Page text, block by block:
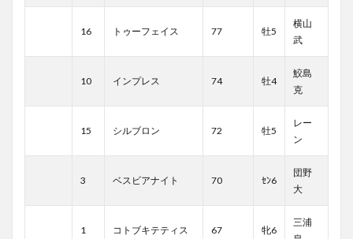
16 トゥーフェイス 77 牡5
横山
武
10 インプレス 74 牡4
鮫島
克
15 シルブロン 72 牡5
レー
ン
3 ベスビアナイト 70 ｾﾝ6
団野
大
1 コトブキテティス 67 牝6
三浦